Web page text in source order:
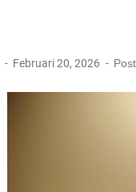
Februari 20, 2026